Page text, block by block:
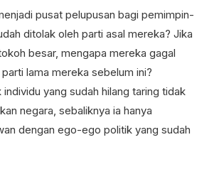
pusat pelupusan bagi pemimpin-
ditolak oleh parti asal mereka? Jika
besar, mengapa mereka gagal
lama mereka sebelum ini?
yang sudah hilang taring tidak
negara, sebaliknya ia hanya
dengan ego-ego politik yang sudah